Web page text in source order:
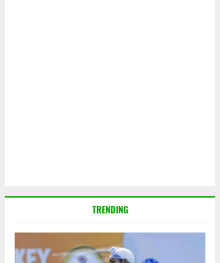
TRENDING